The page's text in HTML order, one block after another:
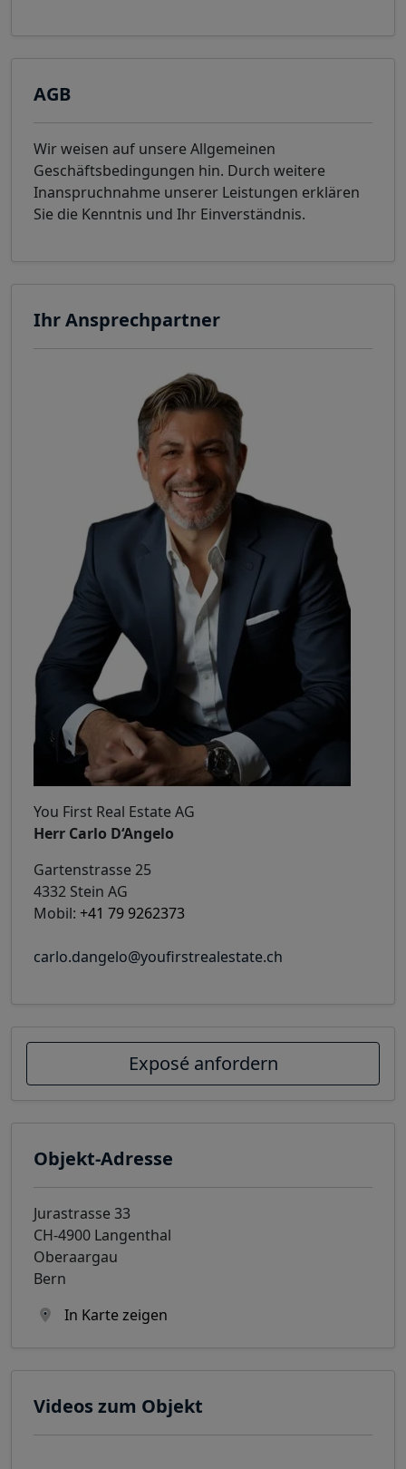
AGB
Wir weisen auf unsere Allgemeinen
Geschäftsbedingungen hin. Durch weitere
Inanspruchnahme unserer Leistungen erklären
Sie die Kenntnis und Ihr Einverständnis.
Ihr Ansprechpartner
You First Real Estate AG
Herr Carlo D‘Angelo
Gartenstrasse 25
4332 Stein AG
Mobil: +41 79 9262373
carlo.dangelo@youfirstrealestate.ch
Exposé anfordern
Objekt-Adresse
Jurastrasse 33
CH-4900 Langenthal
Oberaargau
Bern
In Karte zeigen
Videos zum Objekt